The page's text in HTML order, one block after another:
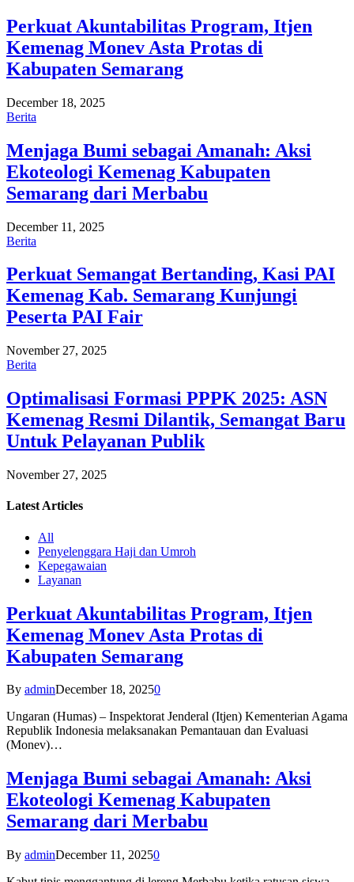
Perkuat Akuntabilitas Program, Itjen
Kemenag Monev Asta Protas di
Kabupaten Semarang
December 18, 2025
Berita
Menjaga Bumi sebagai Amanah: Aksi
Ekoteologi Kemenag Kabupaten
Semarang dari Merbabu
December 11, 2025
Berita
Perkuat Semangat Bertanding, Kasi PAI
Kemenag Kab. Semarang Kunjungi
Peserta PAI Fair
November 27, 2025
Berita
Optimalisasi Formasi PPPK 2025: ASN
Kemenag Resmi Dilantik, Semangat Baru
Untuk Pelayanan Publik
November 27, 2025
Latest Articles
All
Penyelenggara Haji dan Umroh
Kepegawaian
Layanan
Perkuat Akuntabilitas Program, Itjen
Kemenag Monev Asta Protas di
Kabupaten Semarang
By adminDecember 18, 20250
Ungaran (Humas) – Inspektorat Jenderal (Itjen) Kementerian Agama
Republik Indonesia melaksanakan Pemantauan dan Evaluasi
(Monev)…
Menjaga Bumi sebagai Amanah: Aksi
Ekoteologi Kemenag Kabupaten
Semarang dari Merbabu
By adminDecember 11, 20250